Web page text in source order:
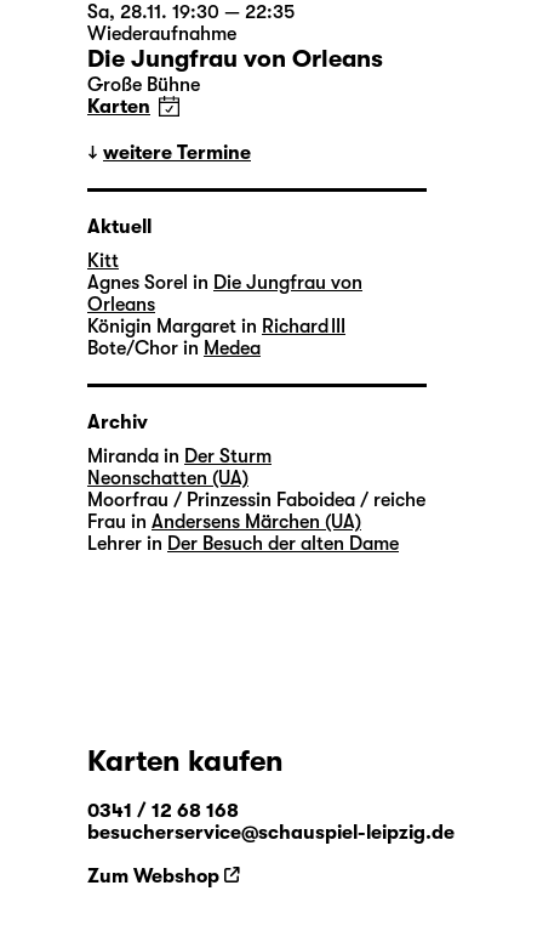
Sa, 28.11. 19:30 — 22:35
Wiederaufnahme
Die Jungfrau von Orleans
Große Bühne
Karten
weitere Termine
Aktuell
Kitt
Agnes Sorel in Die Jungfrau von
Orleans
Königin Margaret in Richard III
Bote/Chor in Medea
Archiv
Miranda in Der Sturm
Neonschatten (UA)
Moorfrau / Prinzessin Faboidea / reiche
Frau in Andersens Märchen (UA)
Lehrer in Der Besuch der alten Dame
Karten kaufen
0341 / 12 68 168
besucherservice@schauspiel-leipzig.de
Zum Webshop